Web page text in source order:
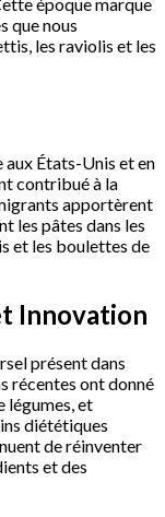
que nous
les raviolis et les
aux États-Unis et en
contribué à la
apportèrent
les pâtes dans les
et les boulettes de
Innovation
présent dans
récentes ont donné
légumes, et
diététiques
de réinventer
et des